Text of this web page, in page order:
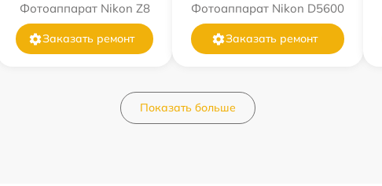
Фотоаппарат Nikon Z8
Заказать ремонт
Фотоаппарат Nikon D5600
Заказать ремонт
Показать больше